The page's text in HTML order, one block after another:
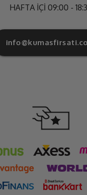
HAFTA İÇİ 09:00 -